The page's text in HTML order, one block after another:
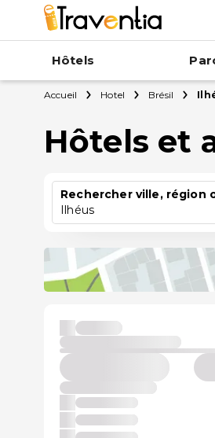
Hôtels
Accueil Hotel Brésil
Hôtels et
Rechercher ville, région
Ilhéus